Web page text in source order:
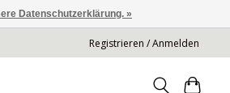
Registrieren / Anmelden
Datenschutzerklärung. »